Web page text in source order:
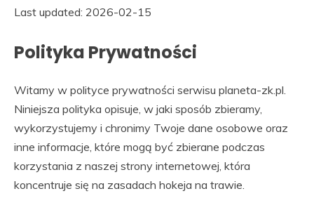
Last updated: 2026-02-15
Polityka Prywatności
Witamy w polityce prywatności serwisu planeta-zk.pl.
Niniejsza polityka opisuje, w jaki sposób zbieramy,
wykorzystujemy i chronimy Twoje dane osobowe oraz
inne informacje, które mogą być zbierane podczas
korzystania z naszej strony internetowej, która
koncentruje się na zasadach hokeja na trawie.